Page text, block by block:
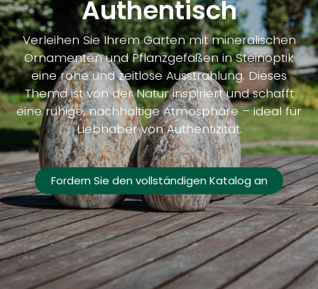
Authentisch
Verleihen Sie Ihrem Garten mit mineralischen
Ornamenten und Pflanzgefäßen in Steinoptik
eine rohe und zeitlose Ausstrahlung. Dieses
Thema ist von der Natur inspiriert und schafft
eine ruhige, nachhaltige Atmosphäre – ideal für
Liebhaber von Authentizität.
Fordern Sie den vollständigen Katalog an